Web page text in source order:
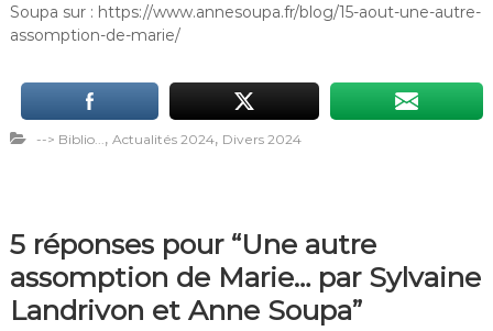
Soupa sur : https://www.annesoupa.fr/blog/15-aout-une-autre-
assomption-de-marie/
--> Biblio... , Actualités 2024, Divers 2024
5 réponses pour “Une autre
assomption de Marie… par Sylvaine
Landrivon et Anne Soupa”